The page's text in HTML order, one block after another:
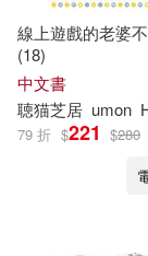
Hisasi(9)
石神一威/
聴猫芝居/
線上遊戲的老婆
(18)
中文書
聴猫芝居 umon
79 折 $221 $280